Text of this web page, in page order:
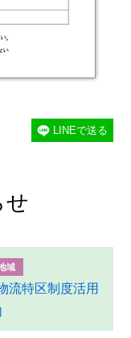
LINEで送る
せ
域
流特区制度活用